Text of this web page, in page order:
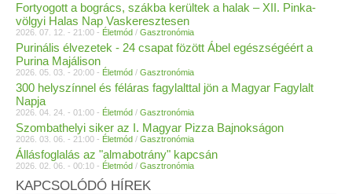
Fortyogott a bogrács, szákba kerültek a halak – XII. Pinka-
völgyi Halas Nap Vaskeresztesen
2026. 07. 12. - 21:00 - Életmód / Gasztronómia
Purinális élvezetek - 24 csapat fözött Ábel egészségéért a
Purina Majálison
2026. 05. 03. - 20:00 - Életmód / Gasztronómia
300 helyszínnel és féláras fagylalttal jön a Magyar Fagylalt
Napja
2026. 04. 24. - 01:00 - Életmód / Gasztronómia
Szombathelyi siker az I. Magyar Pizza Bajnokságon
2026. 03. 06. - 21:00 - Életmód / Gasztronómia
Állásfoglalás az "almabotrány" kapcsán
2026. 02. 06. - 00:10 - Életmód / Gasztronómia
KAPCSOLÓDÓ HÍREK